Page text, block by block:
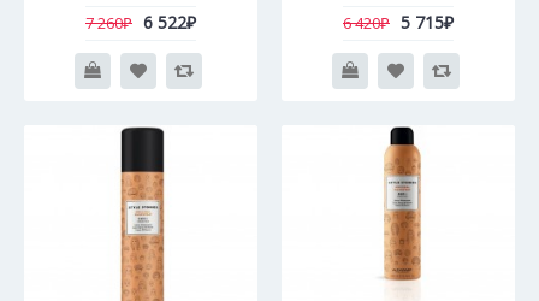
7 260₽ 6 522₽ 6 420₽ 5 715₽